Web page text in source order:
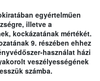
egyértelműen
illetve a
kockázatának mértékét.
9. részében ehhez
használat házi
veszélyességének
számba.